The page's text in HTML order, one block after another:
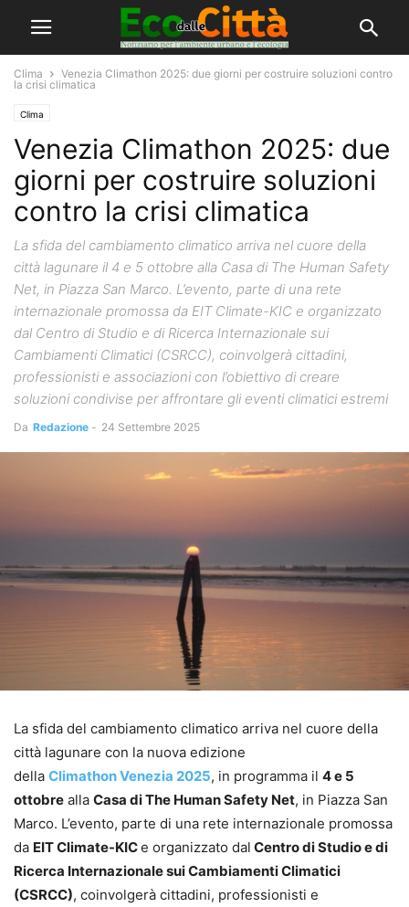
Clima
Venezia Climathon 2025: due giorni per costruire soluzioni contro
la crisi climatica
Clima
Venezia Climathon 2025: due
giorni per costruire soluzioni
contro la crisi climatica
La sfida del cambiamento climatico arriva nel cuore della
città lagunare il 4 e 5 ottobre alla Casa di The Human Safety
Net, in Piazza San Marco. L’evento, parte di una rete
internazionale promossa da EIT Climate-KIC e organizzato
dal Centro di Studio e di Ricerca Internazionale sui
Cambiamenti Climatici (CSRCC), coinvolgerà cittadini,
professionisti e associazioni con l’obiettivo di creare
soluzioni condivise per affrontare gli eventi climatici estremi
Da Redazione - 24 Settembre 2025
La sfida del cambiamento climatico arriva nel cuore della
città lagunare con la nuova edizione
della Climathon Venezia 2025, in programma il 4 e 5
ottobre alla Casa di The Human Safety Net, in Piazza San
Marco. L’evento, parte di una rete internazionale promossa
da EIT Climate-KICe organizzato dal Centro di Studio e di
Ricerca Internazionale sui Cambiamenti Climatici
(CSRCC), coinvolgerà cittadini, professionisti e